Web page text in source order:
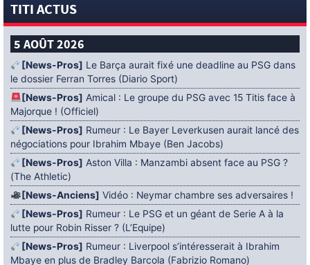
TITI ACTUS
5 AOÛT 2026
[News-Pros] Le Barça aurait fixé une deadline au PSG dans
le dossier Ferran Torres (Diario Sport)
[News-Pros] Amical : Le groupe du PSG avec 15 Titis face à
Majorque ! (Officiel)
[News-Pros] Rumeur : Le Bayer Leverkusen aurait lancé des
négociations pour Ibrahim Mbaye (Ben Jacobs)
[News-Pros] Aston Villa : Manzambi absent face au PSG ?
(The Athletic)
[News-Anciens] Vidéo : Neymar chambre ses adversaires !
[News-Pros] Rumeur : Le PSG et un géant de Serie A à la
lutte pour Robin Risser ? (L’Equipe)
[News-Pros] Rumeur : Liverpool s’intéresserait à Ibrahim
Mbaye en plus de Bradley Barcola (Fabrizio Romano)